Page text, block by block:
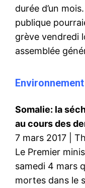
durée d’un
publique
grève vendredi
assemblée
Environnement
Somalie: la
au cours des
7 mars 2017 |
Le Premier
samedi 4 mars
mortes dans le